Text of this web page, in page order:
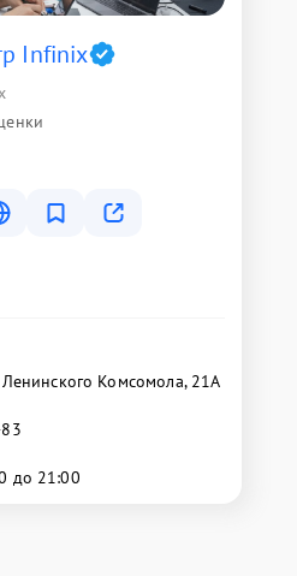
Infinix
Ленинского Комсомола, 21А
до 21:00